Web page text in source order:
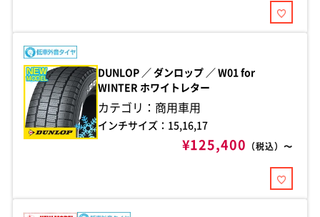
DUNLOP ／ ダンロップ ／ W01 for
WINTER ホワイトレター
カテゴリ：商用車用
インチサイズ：15,16,17
¥125,400 （税込）〜